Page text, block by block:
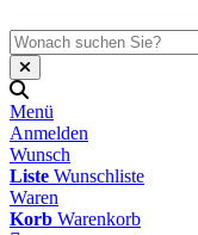
Menü
Anmelden
Wunsch
Liste Wunschliste
Waren
Korb Warenkorb